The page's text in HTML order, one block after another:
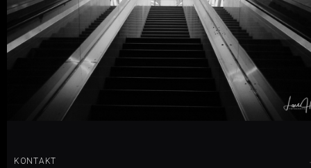
0 COMMENTS
19 LIKES
KONTAKT